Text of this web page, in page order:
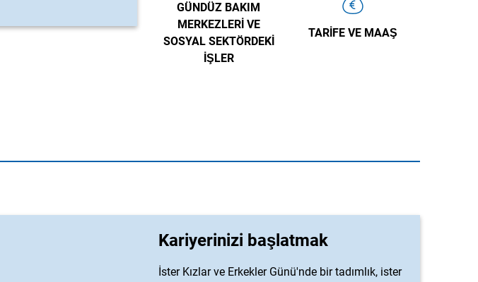
GÜNDÜZ BAKIM
MERKEZLERI VE
SOSYAL SEKTÖRDEKI
IŞLER
TARIFE VE MAAŞ
Kariyerinizi başlatmak
İster Kızlar ve Erkekler Günü'nde bir tadımlık, ister